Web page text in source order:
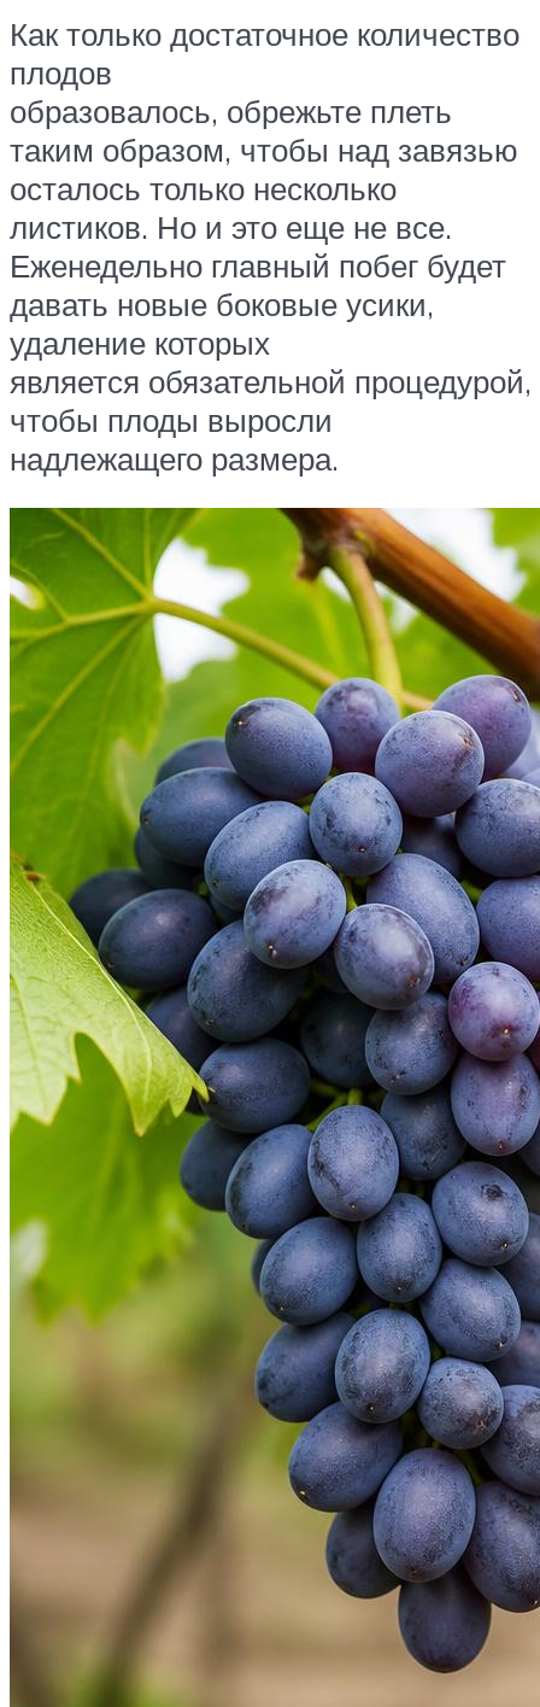
Как только достаточное количество
плодов
образовалось, обрежьте плеть
таким образом, чтобы над завязью
осталось только несколько
листиков. Но и это еще не все.
Еженедельно главный побег будет
давать новые боковые усики,
удаление которых
является обязательной процедурой,
чтобы плоды выросли
надлежащего размера.